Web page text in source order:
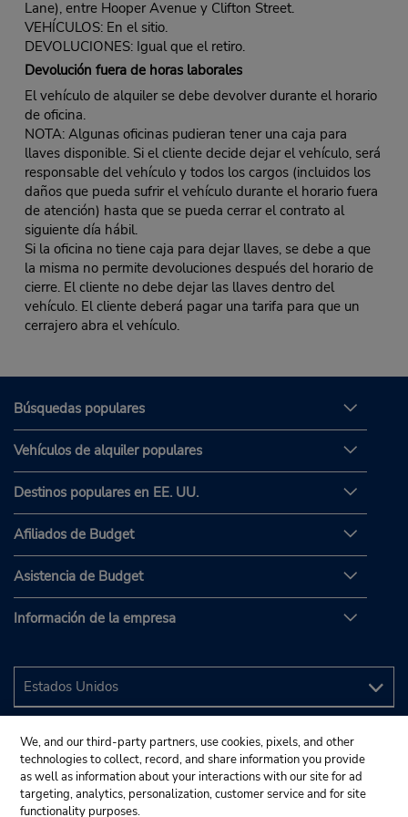
Lane), entre Hooper Avenue y Clifton Street.
VEHÍCULOS: En el sitio.
DEVOLUCIONES: Igual que el retiro.
Devolución fuera de horas laborales
El vehículo de alquiler se debe devolver durante el horario
de oficina.
NOTA: Algunas oficinas pudieran tener una caja para
llaves disponible. Si el cliente decide dejar el vehículo, será
responsable del vehículo y todos los cargos (incluidos los
daños que pueda sufrir el vehículo durante el horario fuera
de atención) hasta que se pueda cerrar el contrato al
siguiente día hábil.
Si la oficina no tiene caja para dejar llaves, se debe a que
la misma no permite devoluciones después del horario de
cierre. El cliente no debe dejar las llaves dentro del
vehículo. El cliente deberá pagar una tarifa para que un
cerrajero abra el vehículo.
Búsquedas populares
Vehículos de alquiler populares
Destinos populares en EE. UU.
Afiliados de Budget
Asistencia de Budget
Información de la empresa
We, and our third-party partners, use cookies, pixels, and other
technologies to collect, record, and share information you provide
as well as information about your interactions with our site for ad
targeting, analytics, personalization, customer service and for site
functionality purposes.